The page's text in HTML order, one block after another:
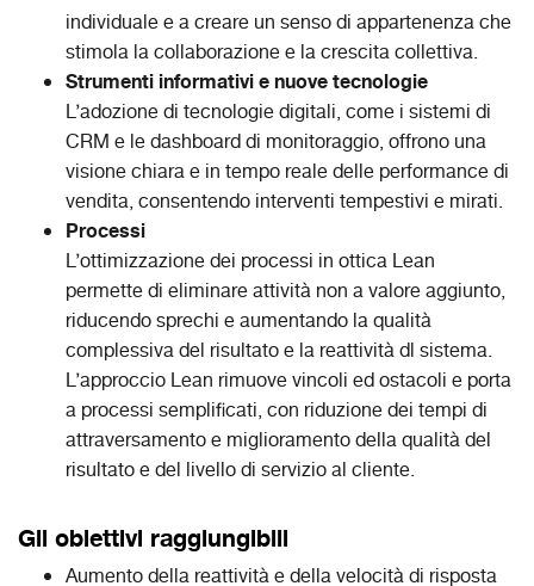
individuale e a creare un senso di appartenenza che
stimola la collaborazione e la crescita collettiva.
Strumenti informativi e nuove tecnologie
L’adozione di tecnologie digitali, come i sistemi di
CRM e le dashboard di monitoraggio, offrono una
visione chiara e in tempo reale delle performance di
vendita, consentendo interventi tempestivi e mirati.
Processi
L’ottimizzazione dei processi in ottica Lean
permette di eliminare attività non a valore aggiunto,
riducendo sprechi e aumentando la qualità
complessiva del risultato e la reattività dl sistema.
L’approccio Lean rimuove vincoli ed ostacoli e porta
a processi semplificati, con riduzione dei tempi di
attraversamento e miglioramento della qualità del
risultato e del livello di servizio al cliente.
Gli obiettivi raggiungibili
Aumento della reattività e della velocità di risposta